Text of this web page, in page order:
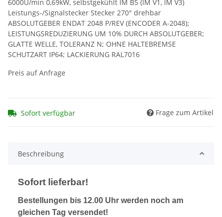
6000U/min 0,69kW, selbstgekühlt IM B5 (IM V1, IM V3)
Leistungs-/Signalstecker Stecker 270° drehbar
ABSOLUTGEBER ENDAT 2048 P/REV (ENCODER A-2048);
LEISTUNGSREDUZIERUNG UM 10% DURCH ABSOLUTGEBER;
GLATTE WELLE, TOLERANZ N; OHNE HALTEBREMSE
SCHUTZART IP64; LACKIERUNG RAL7016
Preis auf Anfrage
Sofort verfügbar Frage zum Artikel
Beschreibung
Sofort lieferbar!
Bestellungen bis 12.00 Uhr werden noch am
gleichen Tag versendet!